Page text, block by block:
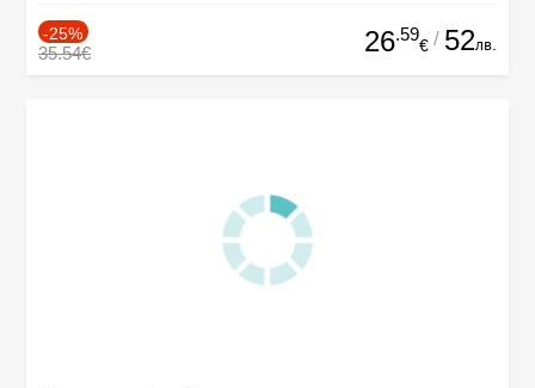
-25%
35.54€ 26.59
€ / 52лв.